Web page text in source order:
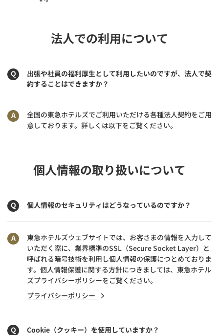
法人での利用について
出張や社員の福利厚生として利用したいのですが、法人で契
約することはできますか？
全国の東急ホテルズでご利用いただける各種法人契約をご用
意しております。詳しくは以下をご覧ください。
個人情報の取り扱いについて
個人情報のセキュリティはどうなっているのですか？
東急ホテルズウェブサイトでは、お客さまの情報を入力して
いただく際に、業界標準のSSL（Secure Socket Layer）と
呼ばれる暗号技術を利用し個人情報の保護につとめておりま
す。個人情報保護に関する方針につきましては、東急ホテル
ズプライバシーポリシーをご覧ください。
プライバシーポリシー
Cookie（クッキー）を使用していますか？